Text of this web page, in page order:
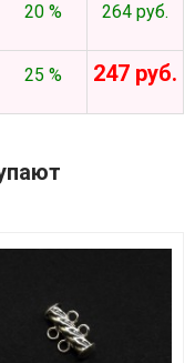
20 % 264 руб.
25 % 247 руб.